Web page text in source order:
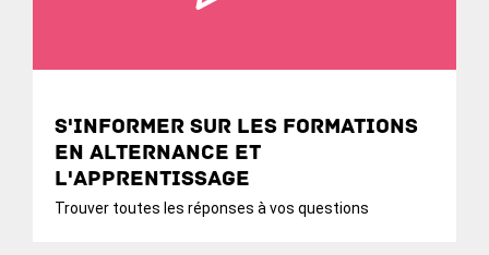
S'informer sur les formations
en alternance et
l'apprentissage
Trouver toutes les réponses à vos questions